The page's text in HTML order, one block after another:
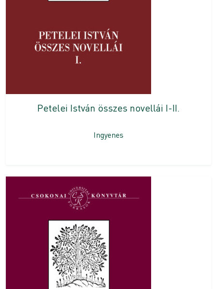
Petelei István összes novellái I-II.
Ingyenes